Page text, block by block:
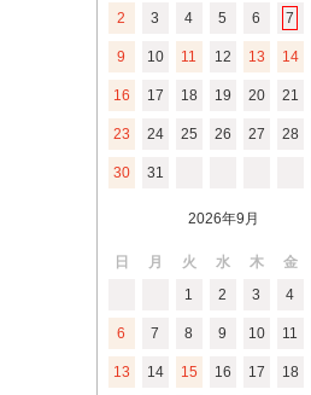
2 3 4 5 6 7
9 10 11 12 13 14
16 17 18 19 20 21
23 24 25 26 27 28
30 31
2026年9月
日 月 火 水 木 金
1
2 3 4
6 7 8 9 10 11
13 14 15 16 17 18